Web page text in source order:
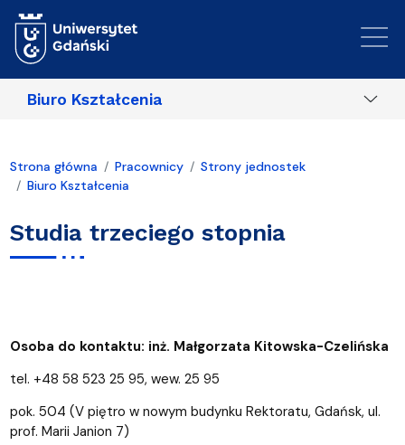
Biuro Kształcenia
Strona główna Pracownicy
Strony jednostek
Biuro Kształcenia
Studia trzeciego stopnia
Osoba do kontaktu: inż. Małgorzata Kitowska-Czelińska
tel. +48 58 523 25 95, wew. 25 95
pok. 504 (V piętro w nowym budynku Rektoratu, Gdańsk, ul.
prof. Marii Janion 7)